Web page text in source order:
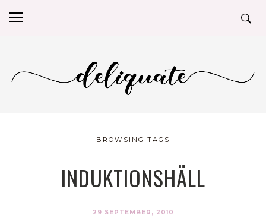
BROWSING TAGS
INDUKTIONSHÄLL
29 SEPTEMBER, 2010